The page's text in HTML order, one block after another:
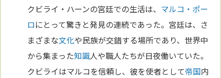
クビライ・ハーンの宮廷での生活は、 マルコ・ポー
ロにとって驚きと発見の連続であった。宮廷は、さ
まざまな文化や民族が交錯する場所であり、世界中
から集まった知識人や職人たちが日夜働いていた。
クビライはマルコを信頼し、彼を使者として帝国内